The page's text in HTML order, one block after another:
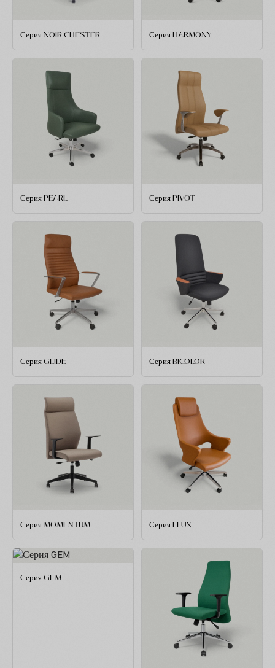
Серия NOIR CHESTER Серия HARMONY
Серия PEARL Серия PIVOT
Серия GLIDE Серия BICOLOR
Серия MOMENTUM Серия FLUX
Серия GEM